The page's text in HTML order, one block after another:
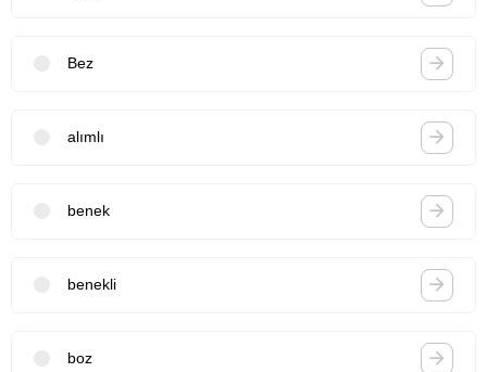
Bez
alımlı
benek
benekli
boz